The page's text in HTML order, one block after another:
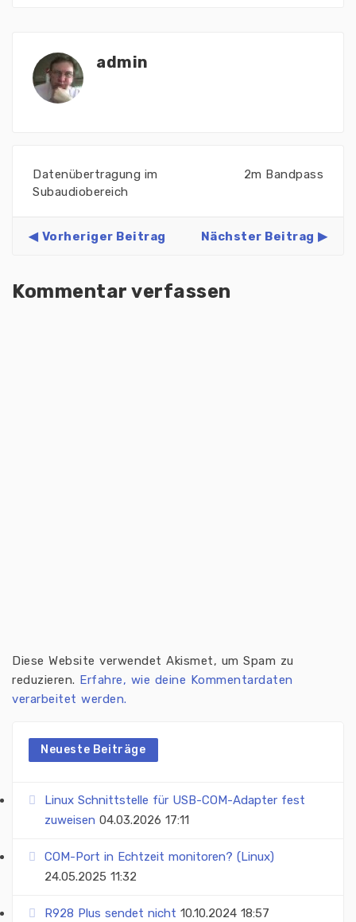
admin
Datenübertragung im
Subaudiobereich
2m Bandpass
Vorheriger Beitrag Nächster Beitrag
Kommentar verfassen
Diese Website verwendet Akismet, um Spam zu
reduzieren. Erfahre, wie deine Kommentardaten
verarbeitet werden.
Neueste Beiträge
Linux Schnittstelle für USB-COM-Adapter fest
zuweisen 04.03.2026 17:11
COM-Port in Echtzeit monitoren? (Linux)
24.05.2025 11:32
R928 Plus sendet nicht 10.10.2024 18:57